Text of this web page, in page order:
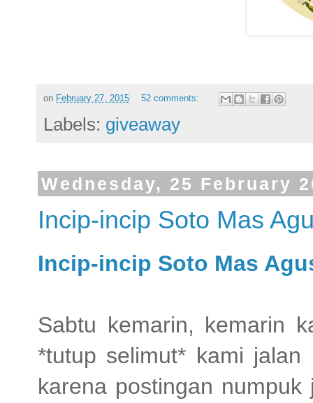
on February 27, 2015 52 comments:
Labels: giveaway
Wednesday, 25 February
Incip-incip Soto Mas
Incip-incip Soto Mas
Sabtu kemarin, kemarin
*tutup selimut* kami jalan
karena postingan